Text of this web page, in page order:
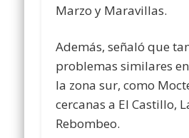
Marzo y Maravillas.
Además, señaló que
problemas similares
la zona sur, como
cercanas a El Castillo,
Rebombeo.